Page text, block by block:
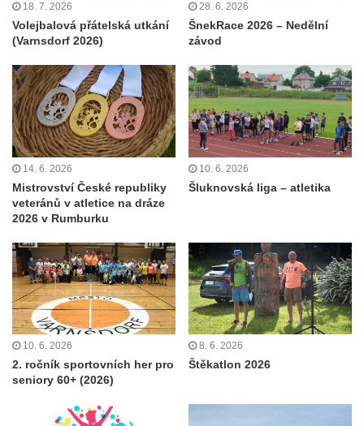
18. 7. 2026
Volejbalová přátelská utkání
(Varnsdorf 2026)
28. 6. 2026
ŠnekRace 2026 – Nedělní
závod
14. 6. 2026
Mistrovství České republiky
veteránů v atletice na dráze
2026 v Rumburku
10. 6. 2026
Šluknovská liga – atletika
10. 6. 2026
2. ročník sportovních her pro
seniory 60+ (2026)
8. 6. 2026
Štěkatlon 2026